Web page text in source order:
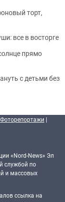
торт,
все в восторге
прямо
с детьми без
Фоторепортажи |
«Nord-News» Эл
службой по
и массовых
ссылка на